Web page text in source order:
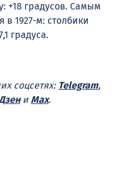
+18 градусов. Самым
в 1927-м: столбики
градуса.
соцсетях: Telegram,
и Max.